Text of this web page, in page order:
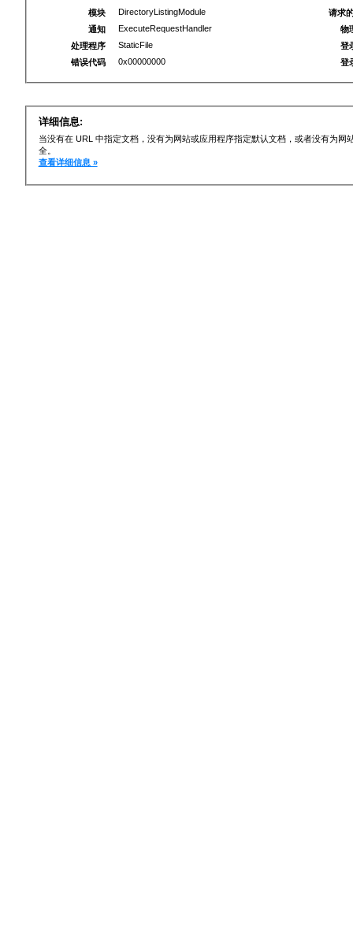
模块
DirectoryListingModule
通知
ExecuteRequestHandler
处理程序
StaticFile
错误代码
0x00000000
请求
物
登
登
详细信息:
当没有在 URL 中指定文档，没有为网站或应用程序指定默认文档，或者没有为
全。
查看详细信息 »